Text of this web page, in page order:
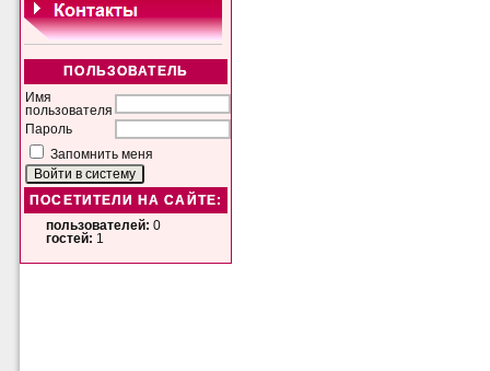
ПОЛЬЗОВАТЕЛЬ
Имя
пользователя
Пароль
Запомнить меня
ПОСЕТИТЕЛИ НА САЙТЕ:
пользователей: 0
гостей: 1